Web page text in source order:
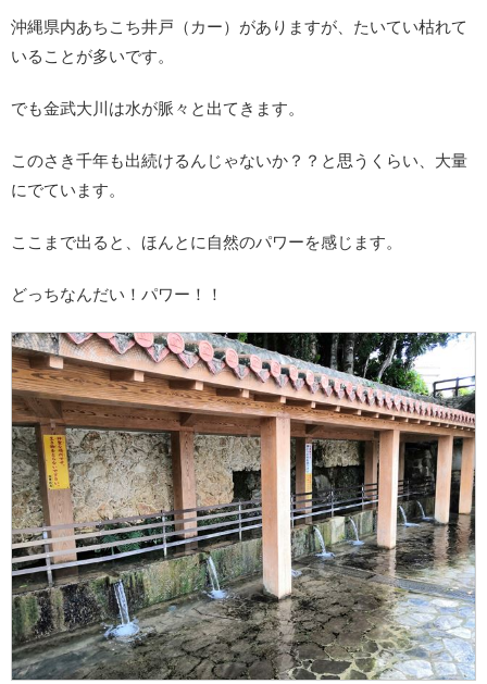
沖縄県内あちこち井戸（カー）がありますが、たいてい枯れて
いることが多いです。
でも金武大川は水が脈々と出てきます。
このさき千年も出続けるんじゃないか？？と思うくらい、大量
にでています。
ここまで出ると、ほんとに自然のパワーを感じます。
どっちなんだい！パワー！！